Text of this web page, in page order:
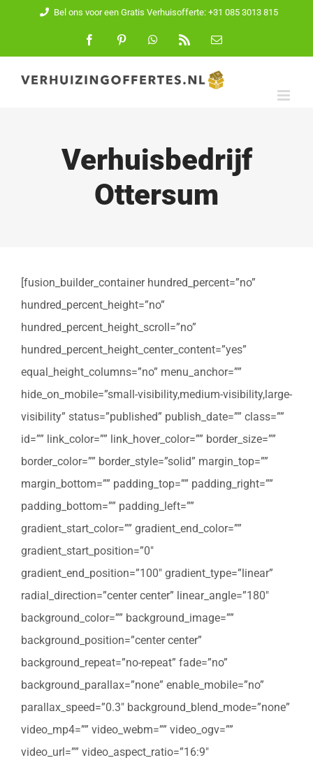
inhoud
Bel ons voor een Gratis Verhuisofferte: +31 085 3013 815
FacebookPinterest WhatsApp
E-
Verhuisbedrijf
Ottersum
[fusion_builder_container hundred_percent=”no”
hundred_percent_height=”no”
hundred_percent_height_scroll=”no”
hundred_percent_height_center_content=”yes”
equal_height_columns=”no” menu_anchor=””
hide_on_mobile=”small-visibility,medium-visibility,large-
visibility” status=”published” publish_date=”” class=””
id=”” link_color=”” link_hover_color=”” border_size=””
border_color=”” border_style=”solid” margin_top=””
margin_bottom=”” padding_top=”” padding_right=””
padding_bottom=”” padding_left=””
gradient_start_color=”” gradient_end_color=””
gradient_start_position=”0″
gradient_end_position=”100″ gradient_type=”linear”
radial_direction=”center center” linear_angle=”180″
background_color=”” background_image=””
background_position=”center center”
background_repeat=”no-repeat” fade=”no”
background_parallax=”none” enable_mobile=”no”
parallax_speed=”0.3″ background_blend_mode=”none”
video_mp4=”” video_webm=”” video_ogv=””
video_url=”” video_aspect_ratio=”16:9″